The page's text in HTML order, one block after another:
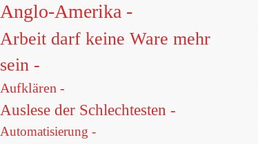
Anglo-Amerika -
Arbeit darf keine Ware mehr
sein -
Aufklären -
Auslese der Schlechtesten -
Automatisierung -